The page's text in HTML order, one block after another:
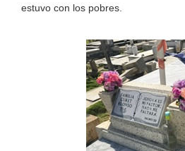
estuvo con los pobres.